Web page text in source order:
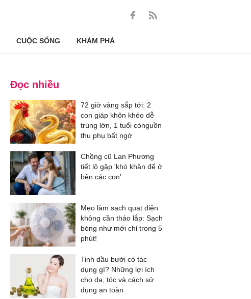
CUỘC SỐNG KHÁM PHÁ
Đọc nhiều
72 giờ vàng sắp tới: 2
con giáp khôn khéo dễ
trúng lớn, 1 tuổi cónguồn
thu phụ bất ngờ
Chồng cũ Lan Phương
tiết lộ gặp 'khó khăn để ở
bên các con'
Mẹo làm sạch quạt điện
không cần tháo lắp: Sạch
bóng như mới chỉ trong 5
phút!
Tinh dầu bưởi có tác
dụng gì? Những lợi ích
cho da, tóc và cách sử
dụng an toàn